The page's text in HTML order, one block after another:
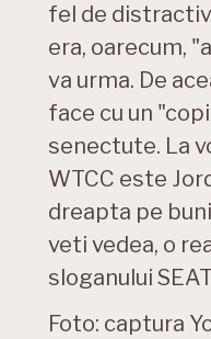
fel de
era, oarecum,
va urma. De
face cu un
senectute. La
WTCC este
dreapta pe
veti vedea, o
sloganului
Foto: captura